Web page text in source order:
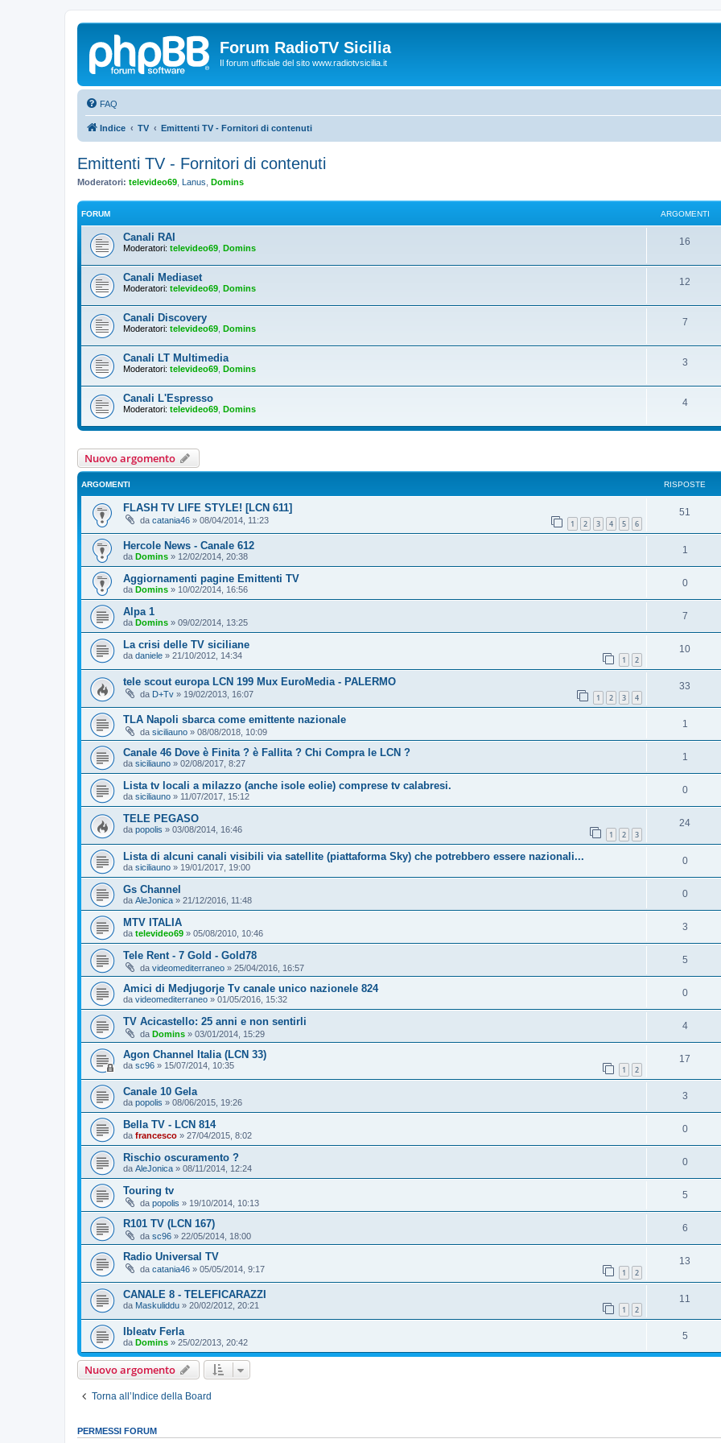
Forum RadioTV Sicilia
Il forum ufficiale del sito www.radiotvsicilia.it
FAQ
Indice TV Emittenti TV - Fornitori di contenuti
Emittenti TV - Fornitori di contenuti
Moderatori: televideo69 Lanus Domins
FORUM ARGOMENTI
Canali RAI
Moderatori: televideo69 Domins
16
Canali Mediaset
Moderatori: televideo69 Domins
12
Canali Discovery
Moderatori: televideo69 Domins
7
Canali LT Multimedia
Moderatori: televideo69 Domins
3
Canali L'Espresso
Moderatori: televideo69 Domins
4
Nuovo argomento
ARGOMENTI RISPOSTE
FLASH TV LIFE STYLE! [LCN 611]
da catania46 » 08/04/2014, 11:23 1 2 3 4 5 6
51
Hercole News - Canale 612
da Domins » 12/02/2014, 20:38
1
Aggiornamenti pagine Emittenti TV
da Domins » 10/02/2014, 16:56
0
Alpa 1
da Domins » 09/02/2014, 13:25
7
La crisi delle TV siciliane
da daniele » 21/10/2012, 14:34 1 2
10
tele scout europa LCN 199 Mux EuroMedia - PALERMO
da D+Tv » 19/02/2013, 16:07 1 2 3 4
33
TLA Napoli sbarca come emittente nazionale
da siciliauno » 08/08/2018, 10:09
1
Canale 46 Dove è Finita ? è Fallita ? Chi Compra le LCN ?
da siciliauno » 02/08/2017, 8:27
1
Lista tv locali a milazzo (anche isole eolie) comprese tv calabresi.
da siciliauno » 11/07/2017, 15:12
0
TELE PEGASO
da popolis » 03/08/2014, 16:46 1 2 3
24
Lista di alcuni canali visibili via satellite (piattaforma Sky) che potrebbero essere nazionali...
da siciliauno » 19/01/2017, 19:00
0
Gs Channel
da AleJonica » 21/12/2016, 11:48
0
MTV ITALIA
da televideo69 » 05/08/2010, 10:46
3
Tele Rent - 7 Gold - Gold78
da videomediterraneo » 25/04/2016, 16:57
5
Amici di Medjugorje Tv canale unico nazionele 824
da videomediterraneo » 01/05/2016, 15:32
0
TV Acicastello: 25 anni e non sentirli
da Domins » 03/01/2014, 15:29
4
Agon Channel Italia (LCN 33)
da sc96 » 15/07/2014, 10:35 1 2
17
Canale 10 Gela
da popolis » 08/06/2015, 19:26
3
Bella TV - LCN 814
da francesco » 27/04/2015, 8:02
0
Rischio oscuramento ?
da AleJonica » 08/11/2014, 12:24
0
Touring tv
da popolis » 19/10/2014, 10:13
5
R101 TV (LCN 167)
da sc96 » 22/05/2014, 18:00
6
Radio Universal TV
da catania46 » 05/05/2014, 9:17 1 2
13
CANALE 8 - TELEFICARAZZI
da Maskuliddu » 20/02/2012, 20:21 1 2
11
Ibleatv Ferla
da Domins » 25/02/2013, 20:42
5
Nuovo argomento
Torna all’Indice della Board
PERMESSI FORUM